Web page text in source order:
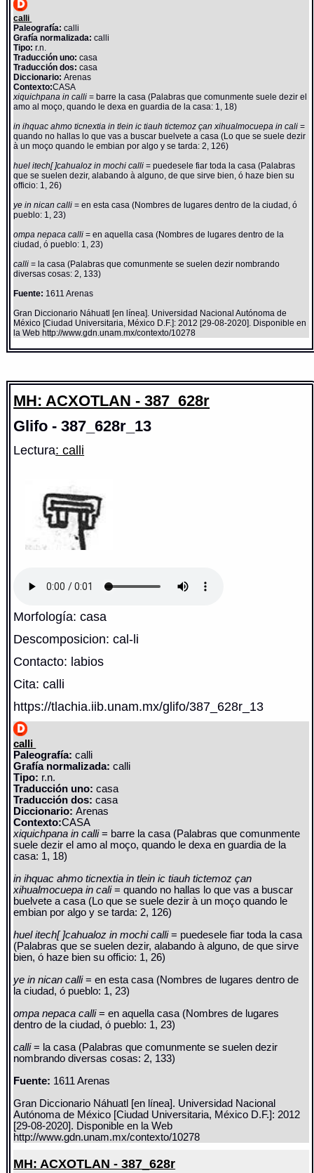
calli
Paleografía: calli
Grafía normalizada: calli
Tipo: r.n.
Traducción uno: casa
Traducción dos: casa
Diccionario:Arenas
Contexto:CASA
xiquichpana in calli= barre la casa (Palabras que comunmente suele dezir el
amo al moço, quando le dexa en guardia de la casa: 1, 18)
in ihquac ahmo ticnextia in tlein ic tiauh tictemoz çan xihualmocuepa in cali=
quando no hallas lo que vas a buscar buelvete a casa (Lo que se suele dezir
à un moço quando le embian por algo y se tarda: 2, 126)
huel itech[ ]cahualoz in mochi calli= puedesele fiar toda la casa (Palabras
que se suelen dezir, alabando à alguno, de que sirve bien, ó haze bien su
officio: 1, 26)
ye in nican calli= en esta casa (Nombres de lugares dentro de la ciudad, ó
pueblo: 1, 23)
ompa nepaca calli= en aquella casa (Nombres de lugares dentro de la
ciudad, ó pueblo: 1, 23)
calli= la casa (Palabras que comunmente se suelen dezir nombrando
diversas cosas: 2, 133)
Fuente: 1611 Arenas
Gran Diccionario Náhuatl [en línea]. Universidad Nacional Autónoma de
México [Ciudad Universitaria, México D.F.]: 2012 [29-08-2020]. Disponible en
la Web http://www.gdn.unam.mx/contexto/10278
MH: ACXOTLAN - 387_628r
Glifo - 387_628r_13
Lectura: calli
Morfología: casa
Descomposicion: cal-li
Contacto: labios
Cita: calli
https://tlachia.iib.unam.mx/glifo/387_628r_13
calli
Paleografía: calli
Grafía normalizada: calli
Tipo: r.n.
Traducción uno: casa
Traducción dos: casa
Diccionario:Arenas
Contexto:CASA
xiquichpana in calli= barre la casa (Palabras que comunmente
suele dezir el amo al moço, quando le dexa en guardia de la
casa: 1, 18)
in ihquac ahmo ticnextia in tlein ic tiauh tictemoz çan
xihualmocuepa in cali= quando no hallas lo que vas a buscar
buelvete a casa (Lo que se suele dezir à un moço quando le
embian por algo y se tarda: 2, 126)
huel itech[ ]cahualoz in mochi calli= puedesele fiar toda la casa
(Palabras que se suelen dezir, alabando à alguno, de que sirve
bien, ó haze bien su officio: 1, 26)
ye in nican calli= en esta casa (Nombres de lugares dentro de
la ciudad, ó pueblo: 1, 23)
ompa nepaca calli= en aquella casa (Nombres de lugares
dentro de la ciudad, ó pueblo: 1, 23)
calli= la casa (Palabras que comunmente se suelen dezir
nombrando diversas cosas: 2, 133)
Fuente: 1611 Arenas
Gran Diccionario Náhuatl [en línea]. Universidad Nacional
Autónoma de México [Ciudad Universitaria, México D.F.]: 2012
[29-08-2020]. Disponible en la Web
http://www.gdn.unam.mx/contexto/10278
MH: ACXOTLAN - 387_628r